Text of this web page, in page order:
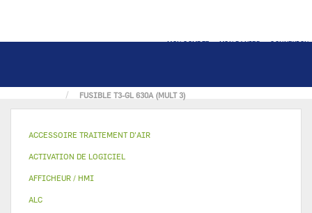
MON COMPTE MON PANIER CONNEXION
FUSIBLE T3-GL 630A (MULT 3)
ACCESSOIRE TRAITEMENT D’AIR
ACTIVATION DE LOGICIEL
AFFICHEUR / HMI
ALC